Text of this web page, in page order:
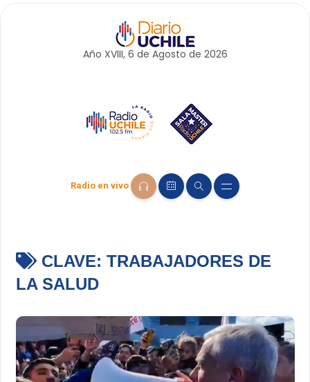
Año XVIII, 6 de Agosto de 2026
Radio en vivo
CLAVE: TRABAJADORES DE
LA SALUD